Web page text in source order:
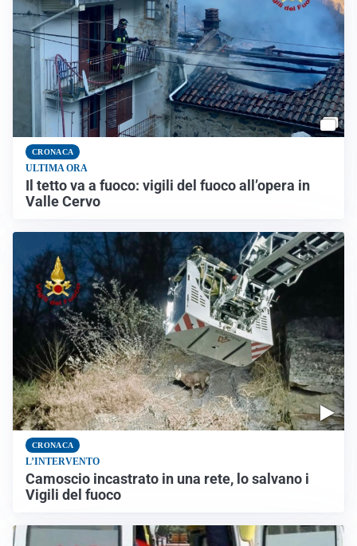
CRONACA
ULTIMA ORA
Il tetto va a fuoco: vigili del fuoco all’opera in
Valle Cervo
CRONACA
L’INTERVENTO
Camoscio incastrato in una rete, lo salvano i
Vigili del fuoco